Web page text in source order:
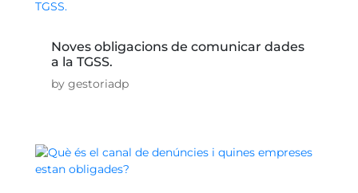
Noves obligacions de comunicar dades
a la TGSS.
by gestoriadp